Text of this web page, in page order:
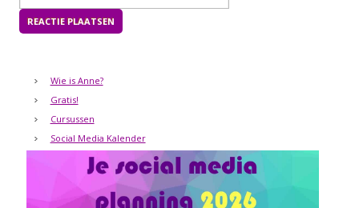
Wie is Anne?
Gratis!
Cursussen
Social Media Kalender